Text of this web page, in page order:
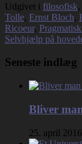
Udgivet i filosofisk,
Tolle, Ernst Bloch,
Ricoeur,
Selvhjælp på
Seneste indlæg
Bliver
25. april 2016